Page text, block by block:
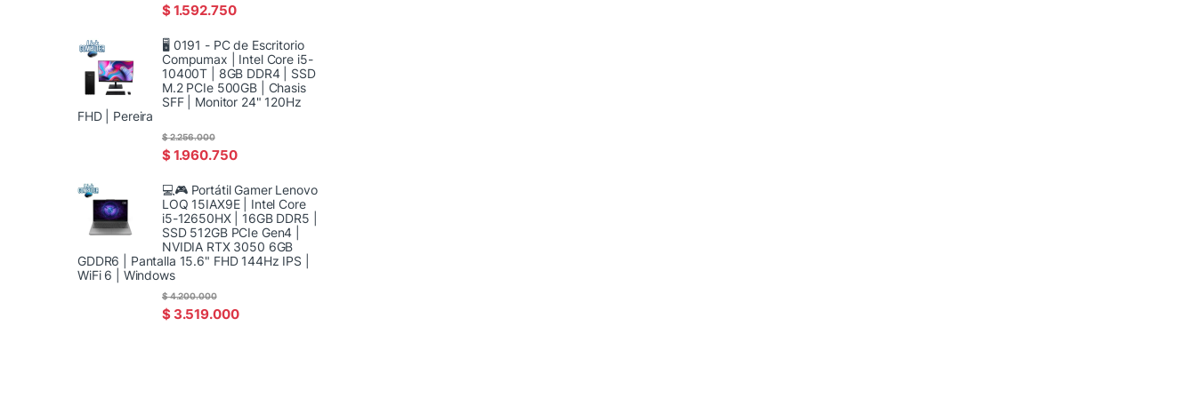
$1.592.750
🖥️ 0191 - PC de Escritorio
Compumax | Intel Core i5-
10400T | 8GB DDR4 | SSD
M.2 PCIe 500GB | Chasis
SFF | Monitor 24" 120Hz
FHD | Pereira
$1.960.750
$2.256.000
💻🎮 Portátil Gamer Lenovo
LOQ 15IAX9E | Intel Core
i5-12650HX | 16GB DDR5 |
SSD 512GB PCIe Gen4 |
NVIDIA RTX 3050 6GB
GDDR6 | Pantalla 15.6" FHD 144Hz IPS |
WiFi 6 | Windows
$3.519.000
$4.200.000